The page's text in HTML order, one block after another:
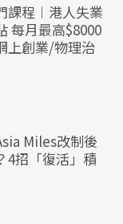
課程︱港人失業
每月最高$8000
上創業/物理治
Miles改制後
4招「復活」積